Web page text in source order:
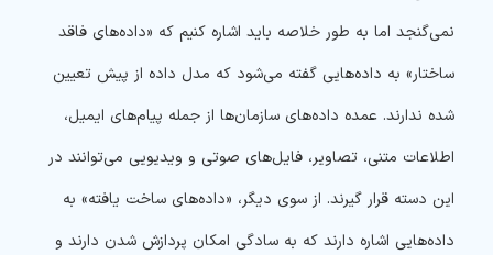
نمی‌گنجد اما به طور خلاصه باید اشاره کنیم که «داده‌های فاقد
ساختار» به داده‌هایی گفته می‌شود که مدل داده از پیش تعیین
شده ‌ندارند. عمده داده‌های سازمان‌ها از جمله پیام‌های ایمیل،
اطلاعات متنی، تصاویر، فایل‌های صوتی و ویدیویی می‌توانند در
این دسته قرار گیرند. از سوی دیگر، «داده‌های ساخت یافته» به
داده‌هایی اشاره دارند که به سادگی امکان پردازش شدن دارند و